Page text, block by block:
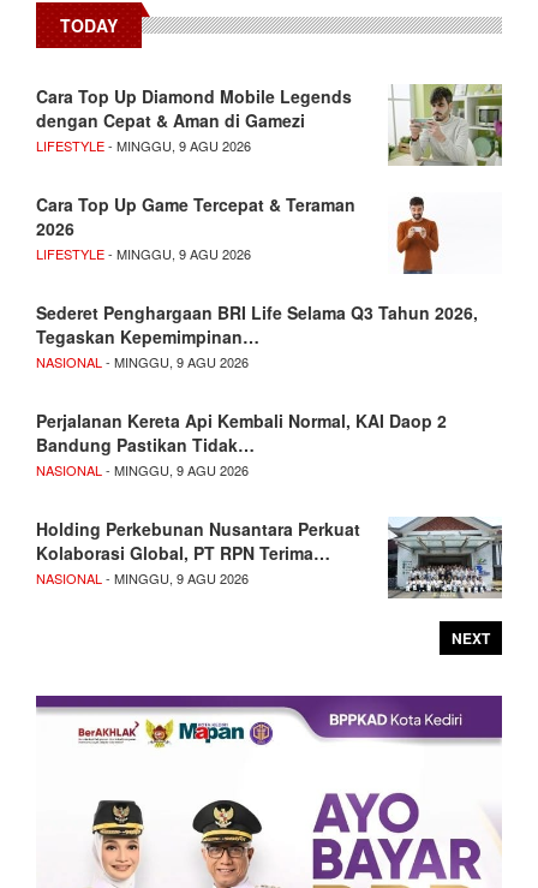
TODAY
Cara Top Up Diamond Mobile Legends
dengan Cepat & Aman di Gamezi
LIFESTYLE- MINGGU, 9 AGU 2026
Cara Top Up Game Tercepat & Teraman
2026
LIFESTYLE- MINGGU, 9 AGU 2026
Sederet Penghargaan BRI Life Selama Q3 Tahun 2026,
Tegaskan Kepemimpinan…
NASIONAL- MINGGU, 9 AGU 2026
Perjalanan Kereta Api Kembali Normal, KAI Daop 2
Bandung Pastikan Tidak…
NASIONAL- MINGGU, 9 AGU 2026
Holding Perkebunan Nusantara Perkuat
Kolaborasi Global, PT RPN Terima…
NASIONAL- MINGGU, 9 AGU 2026
NEXT